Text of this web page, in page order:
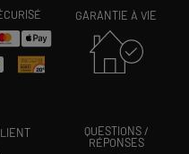
GARANTIE À VIE
QUESTIONS /
RÉPONSES